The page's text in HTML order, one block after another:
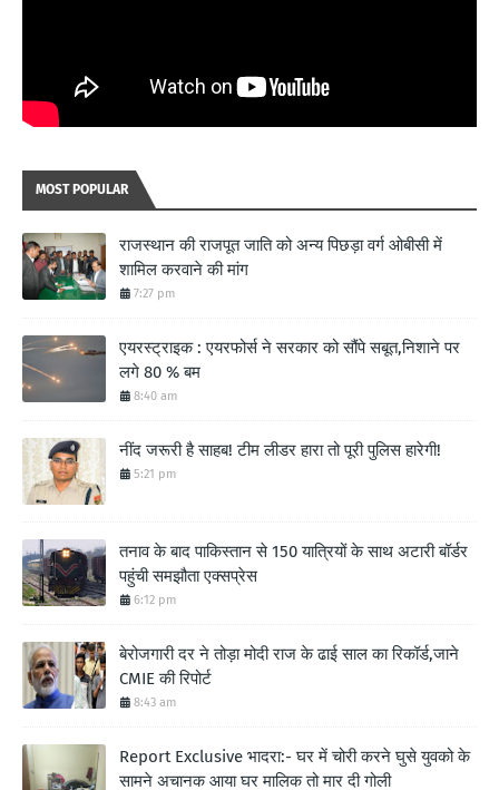
MOST POPULAR
राजस्थान की राजपूत जाति को अन्य पिछड़ा वर्ग ओबीसी में
शामिल करवाने की मांग
7:27 pm
एयरस्ट्राइक : एयरफोर्स ने सरकार को सौंपे सबूत,निशाने पर
लगे 80 % बम
8:40 am
नींद जरूरी है साहब! टीम लीडर हारा तो पूरी पुलिस हारेगी!
5:21 pm
तनाव के बाद पाकिस्तान से 150 यात्रियों के साथ अटारी बॉर्डर
पहुंची समझौता एक्सप्रेस
6:12 pm
बेरोजगारी दर ने तोड़ा मोदी राज के ढाई साल का रिकॉर्ड,जाने
CMIE की रिपोर्ट
8:43 am
Report Exclusive भादरा:- घर में चोरी करने घुसे युवको के
सामने अचानक आया घर मालिक तो मार दी गोली